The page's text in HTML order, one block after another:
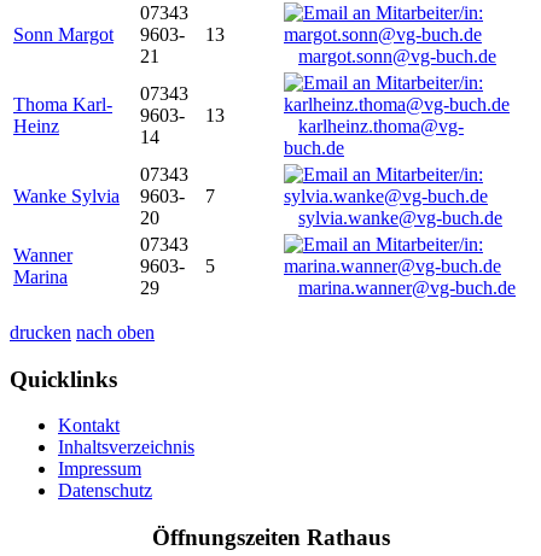
Sonn Margot
07343
9603-
21
13
margot.sonn@vg-buch.de
Thoma Karl-
Heinz
07343
9603-
14
13
karlheinz.thoma@vg-
buch.de
Wanke Sylvia
07343
9603-
20
7
sylvia.wanke@vg-buch.de
Wanner
Marina
07343
9603-
29
5
marina.wanner@vg-buch.de
drucken nach oben
Quicklinks
Kontakt
Inhaltsverzeichnis
Impressum
Datenschutz
Öffnungszeiten Rathaus